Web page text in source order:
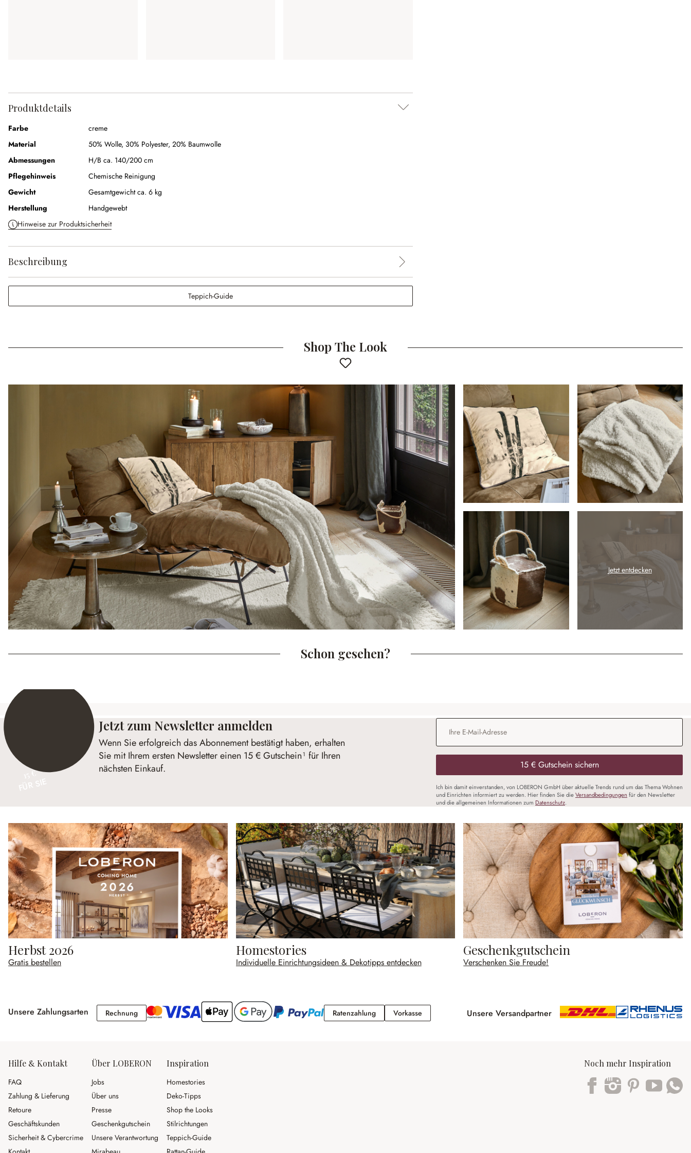
Produktdetails
Farbe
creme
Material
50% Wolle, 30% Polyester, 20% Baumwolle
Abmessungen
H/B ca. 140/200 cm
Pflegehinweis
Chemische Reinigung
Gewicht
Gesamtgewicht ca. 6 kg
Herstellung
Handgewebt
Hinweise zur Produktsicherheit
Beschreibung
Teppich-Guide
Shop The Look
Jetzt entdecken
Schon gesehen?
15 €
Jetzt zum Newsletter anmelden
Wenn Sie erfolgreich das Abonnement bestätigt haben, erhalten
Sie mit Ihrem ersten Newsletter einen 15 € Gutschein¹ für Ihren
nächsten Einkauf.
E-Mail-Adresse
15 € Gutschein sichern
Ich bin damit einverstanden, von LOBERON GmbH über aktuelle Trends rund um das Thema Wohnen
und Einrichten informiert zu werden. Hier finden Sie dieVersandbedingungen für den Newsletter
und die allgemeinen Informationen zum Datenschutz.
Herbst 2026
Gratis bestellen
Homestories
Individuelle Einrichtungsideen & Dekotipps entdecken
Geschenkgutschein
Verschenken Sie Freude!
Unsere Zahlungsarten RechnungRechnung RatenzahlungRatenzahlung
VorkasseVorkasse Unsere Versandpartner
Hilfe & Kontakt
FAQ
Zahlung & Lieferung
Retoure
Geschäftskunden
Sicherheit & Cybercrime
Über LOBERON
Jobs
Über uns
Presse
Geschenkgutschein
Unsere Verantwortung
Inspiration
Homestories
Deko-Tipps
Shop the Looks
Stilrichtungen
Teppich-Guide
Noch mehr Inspiration